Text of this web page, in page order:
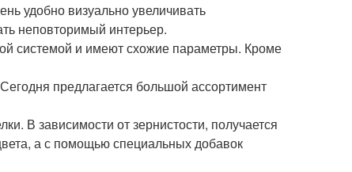
удобно визуально увеличивать
неповторимый интерьер.
системой и имеют схожие параметры. Кроме
предлагается большой ассортимент
В зависимости от зернистости, получается
а с помощью специальных добавок